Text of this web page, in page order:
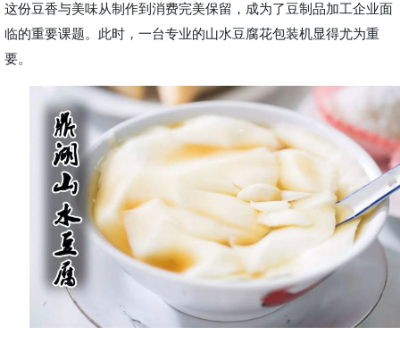
这份豆香与美味从制作到消费完美保留，成为了豆制品加工企业面
临的重要课题。此时，一台专业的山水豆腐花包装机显得尤为重
要。